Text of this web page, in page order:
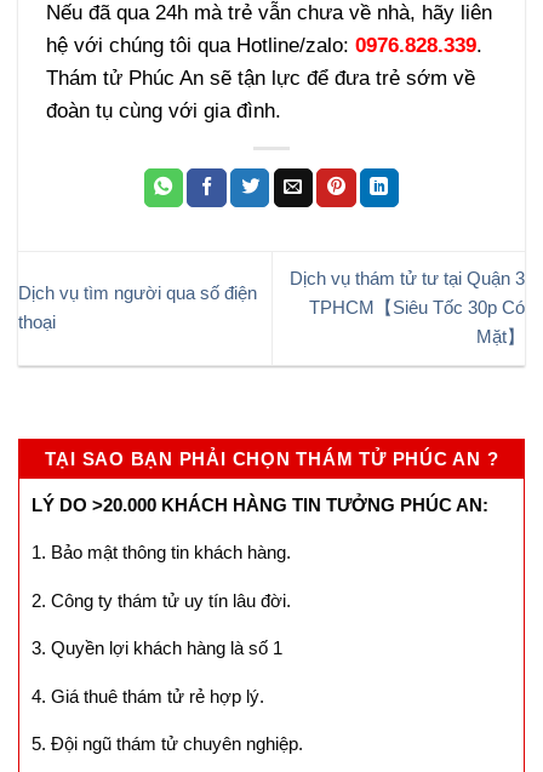
Nếu đã qua 24h mà trẻ vẫn chưa về nhà, hãy liên
hệ với chúng tôi qua Hotline/zalo:0976.828.339.
Thám tử Phúc An sẽ tận lực để đưa trẻ sớm về
đoàn tụ cùng với gia đình.
Dịch vụ tìm người qua số điện
thoại
Dịch vụ thám tử tư tại Quận 3
TPHCM【Siêu Tốc 30p Có
Mặt】
TẠI SAO BẠN PHẢI CHỌN THÁM TỬ PHÚC AN ?
LÝ DO >20.000 KHÁCH HÀNG TIN TƯỞNG PHÚC AN:
1. Bảo mật thông tin khách hàng.
2. Công ty thám tử uy tín lâu đời.
3. Quyền lợi khách hàng là số 1
4. Giá thuê thám tử rẻ hợp lý.
5. Đội ngũ thám tử chuyên nghiệp.